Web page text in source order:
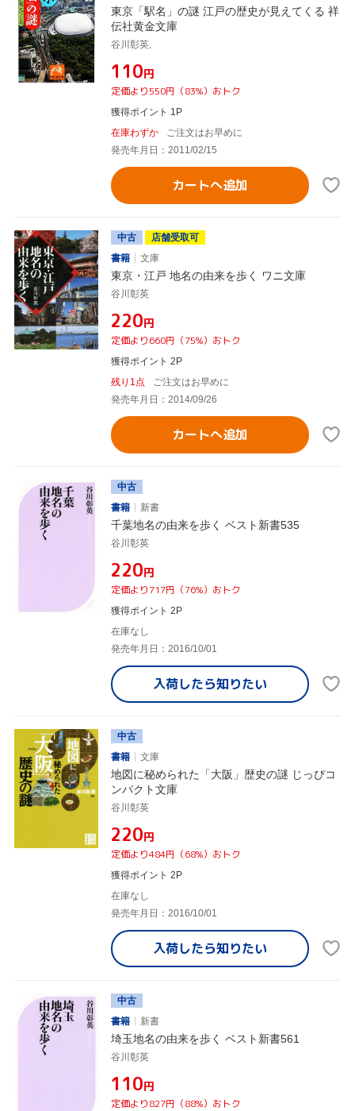
東京「駅名」の謎 江戸の歴史が見えてくる 祥
伝社黄金文庫
谷川彰英,
¥110円
定価より550円（83%）おトク
獲得ポイント 1P
在庫わずか
ご注文はお早めに
発売年月日：2011/02/15
カートへ追加
中古
店舗受取可
書籍
文庫
東京・江戸 地名の由来を歩く ワニ文庫
谷川彰英
¥220円
定価より660円（75%）おトク
獲得ポイント 2P
残り1点
ご注文はお早めに
発売年月日：2014/09/26
カートへ追加
中古
書籍
新書
千葉地名の由来を歩く ベスト新書535
谷川彰英
¥220円
定価より717円（76%）おトク
獲得ポイント 2P
在庫なし
発売年月日：2016/10/01
入荷したら知りたい
中古
書籍
文庫
地図に秘められた「大阪」歴史の謎 じっぴコ
ンパクト文庫
谷川彰英
¥220円
定価より484円（68%）おトク
獲得ポイント 2P
在庫なし
発売年月日：2016/10/01
入荷したら知りたい
中古
書籍
新書
埼玉地名の由来を歩く ベスト新書561
谷川彰英
¥110円
定価より827円（88%）おトク